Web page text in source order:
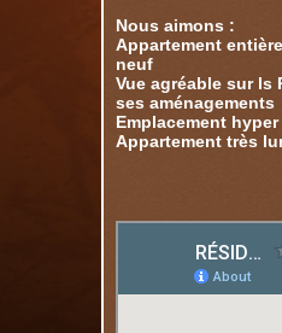
Nous aimons :
Appartement
neuf
Vue agréable sur ls
ses aménagements
Emplacement
Appartement très